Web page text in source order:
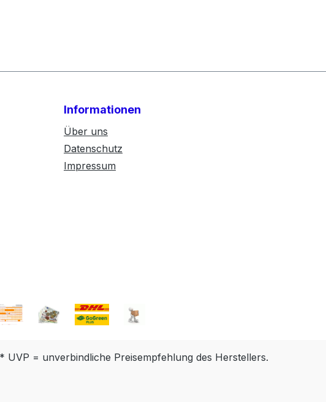
Informationen
Über uns
Datenschutz
Impressum
UVP = unverbindliche Preisempfehlung des Herstellers.